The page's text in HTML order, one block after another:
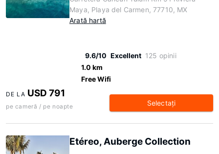
Maya, Playa del Carmen, 77710, MX
Arată hartă
9.6/10 Excellent 125 opinii
1.0 km
Free Wifi
DE LA USD 791
pe cameră / pe noapte Selectaţi
Etéreo, Auberge Collection